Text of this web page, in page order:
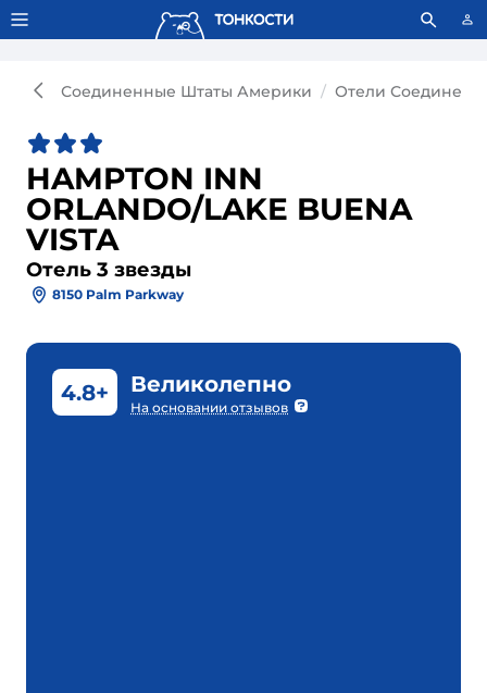
Тонкости используют сookie-файлы. Что это значит?
Соединенные Штаты Америки Отели
HAMPTON INN
ORLANDO/LAKE BUENA
VISTA
Отель 3 звезды
8150 Palm Parkway
4.8+ Великолепно
На основании отзывов